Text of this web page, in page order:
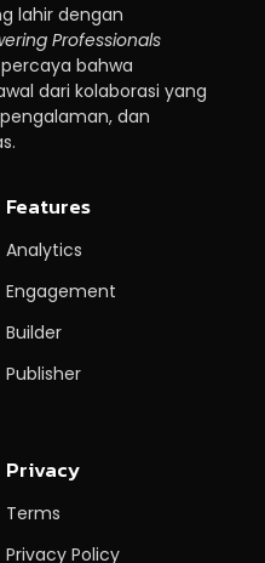
lahir dengan
Professionals
bahwa
dari kolaborasi yang
dan
Features
Analytics
Engagement
Builder
Publisher
Privacy
Terms
Privacy Policy